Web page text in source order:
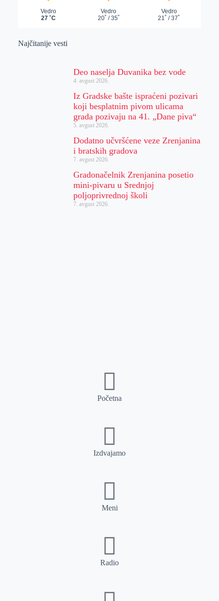
Najčitanije vesti
Deo naselja Duvanika bez vode
4. avgust 2026.
Iz Gradske bašte ispraćeni pozivari
koji besplatnim pivom ulicama
grada pozivaju na 41. „Dane piva“
5. avgust 2026.
Dodatno učvršćene veze Zrenjanina
i bratskih gradova
7. avgust 2026.
Gradonačelnik Zrenjanina posetio
mini-pivaru u Srednjoj
poljoprivrednoj školi
7. avgust 2026.
Početna
Izdvajamo
Meni
Radio